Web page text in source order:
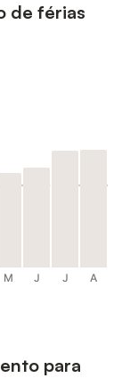
de férias
M J J A
para